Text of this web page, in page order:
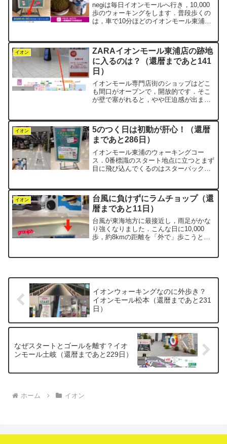
negiは毎日イオンモールへ行き，10,000
歩のウォーキングをします．普段歩くの
は，車で10分ほどのイオンモール東浦で
——そんな傾向があります．それを強制
的にリセット...
イオン
ZARAイオンモール東浦店の跡地
に入るのは？（還暦まであと141
日）
イオンモール専門店街のショップはどこ
も間口がオープンで，開放的です．そこ
が壁で塞がれると，やや圧迫感が出ま
ューアル工事の真っ最中で，全体が壁に
覆われています．ここはウォ...
イオン
5のつく日は初動が肝心！（還暦
まであと286日）
イオンモール東浦のウォーキングコー
ス．0番標識のスタート地点に立つとまず
目に飛び込んでくるのはスターバック
までが毎日の「初動ルーティン」です．
完全に生活の一部になって...
イオン
台風に負けずにラムチョップ（還
暦まであと11日）
台風が東海地方に最接近し，雨足がかな
り強くなりました．こんな日に10,000
歩，約8kmの距離を「外で」歩こうと思
イオンウォーキングなのに外歩き？
イオンモール松本（還暦まであと231
日）
なぜスタートとゴールを離す？イオ
ンモール土岐（還暦まであと229日）
ホーム イオン